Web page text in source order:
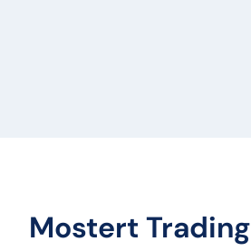
Mostert Trading